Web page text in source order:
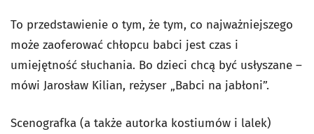
To przedstawienie o tym, że tym, co najważniejszego
może zaoferować chłopcu babci jest czas i
umiejętność słuchania. Bo dzieci chcą być usłyszane –
mówi Jarosław Kilian, reżyser „Babci na jabłoni”.
Scenografka (a także autorka kostiumów i lalek)